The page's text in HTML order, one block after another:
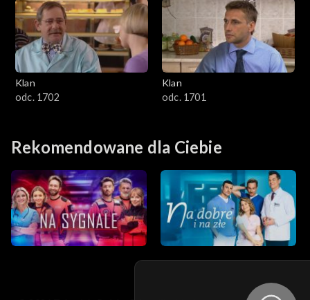
Klan
odc. 1702
Klan
odc. 1701
Rekomendowane dla Ciebie